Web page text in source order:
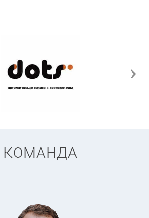
КОМАНДА